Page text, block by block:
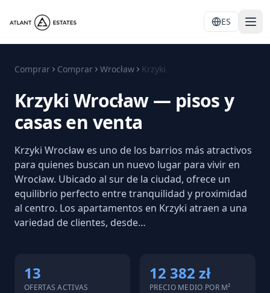
ES
Comprar Comprar Wrocław Krzyki
Krzyki Wrocław — pisos y
casas en venta
Krzyki Wrocław es uno de los barrios más atractivos
para quienes buscan un nuevo lugar para vivir en
Wrocław. Ubicado al sur de la ciudad, ofrece un
equilibrio perfecto entre tranquilidad y proximidad
al centro. Los apartamentos en Krzyki atraen a una
variedad de clientes, desde…
13
OFERTAS ACTIVAS
12 382 zł
PRECIO MEDIO POR M²